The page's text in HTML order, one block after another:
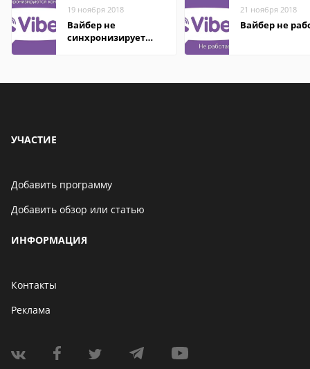
19 ноября 2018
Вайбер не
синхронизирует
21 ноября 2018
Вайбер не
УЧАСТИЕ
Добавить программу
Добавить обзор или статью
ИНФОРМАЦИЯ
Контакты
Реклама